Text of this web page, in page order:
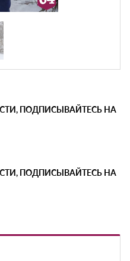
ПОДПИСЫВАЙТЕСЬ НА
ПОДПИСЫВАЙТЕСЬ НА